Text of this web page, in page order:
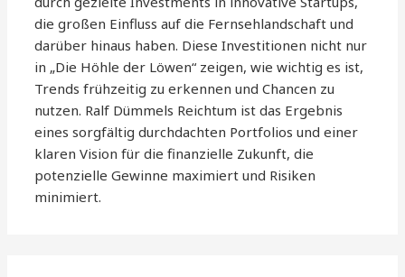
die großen Einfluss auf die Fernsehlandschaft und
darüber hinaus haben. Diese Investitionen nicht nur
in „Die Höhle der Löwen“ zeigen, wie wichtig es ist,
Trends frühzeitig zu erkennen und Chancen zu
nutzen. Ralf Dümmels Reichtum ist das Ergebnis
eines sorgfältig durchdachten Portfolios und einer
klaren Vision für die finanzielle Zukunft, die
potenzielle Gewinne maximiert und Risiken
minimiert.